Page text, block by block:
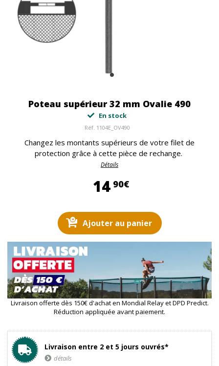
Poteau supérieur 32 mm Ovalie 490
En stock
Réf. 1104E_OV490
Changez les montants supérieurs de votre filet de
protection grâce à cette pièce de rechange.
Détails
14 90€14,90 €
Ajouter au panier
Livraison offerte dès 150€ d'achat en Mondial Relay et DPD Predict.
Réduction appliquée avant paiement.
Livraison entre 2 et 5 jours ouvrés*
détails